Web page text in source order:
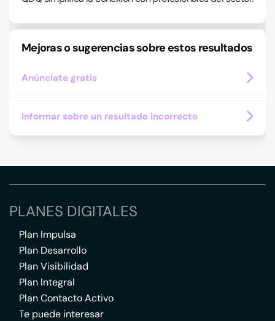
Mejoras o sugerencias sobre estos resultados
Anúnciate gratis
Informar sobre un resultado incorrecto
PLANES DIGITALES
Plan Impulsa
Plan Desarrollo
Plan Visibilidad
Plan Integral
Plan Contacto Activo
Te puede interesar